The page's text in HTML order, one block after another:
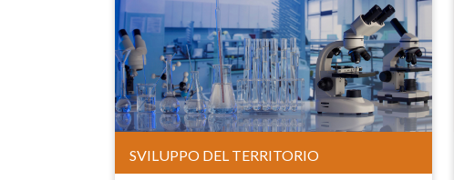
SVILUPPO DEL TERRITORIO